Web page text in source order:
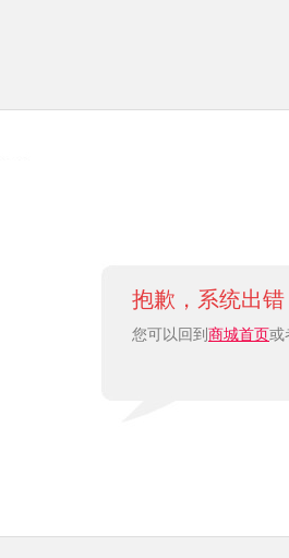
抱歉，系统出错
您可以回到 商城首页或